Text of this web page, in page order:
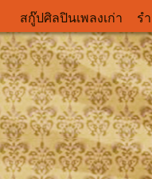
สกู๊ปศิลปินเพลงเก่า ร